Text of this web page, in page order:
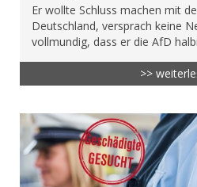
Er wollte Schluss machen mit
Deutschland, versprach keine
vollmundig, dass er die AfD
>>